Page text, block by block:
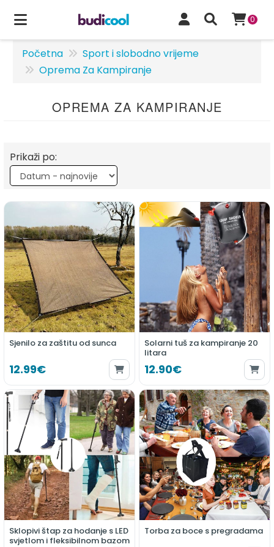
0
Početna
Sport i slobodno vrijeme
Oprema Za Kampiranje
OPREMA ZA KAMPIRANJE
Prikaži po:
Sjenilo za zaštitu od sunca
12.99€
Solarni tuš za kampiranje 20
litara
12.90€
Sklopivi štap za hodanje s LED
svjetlom i fleksibilnom bazom
Torba za boce s pregradama